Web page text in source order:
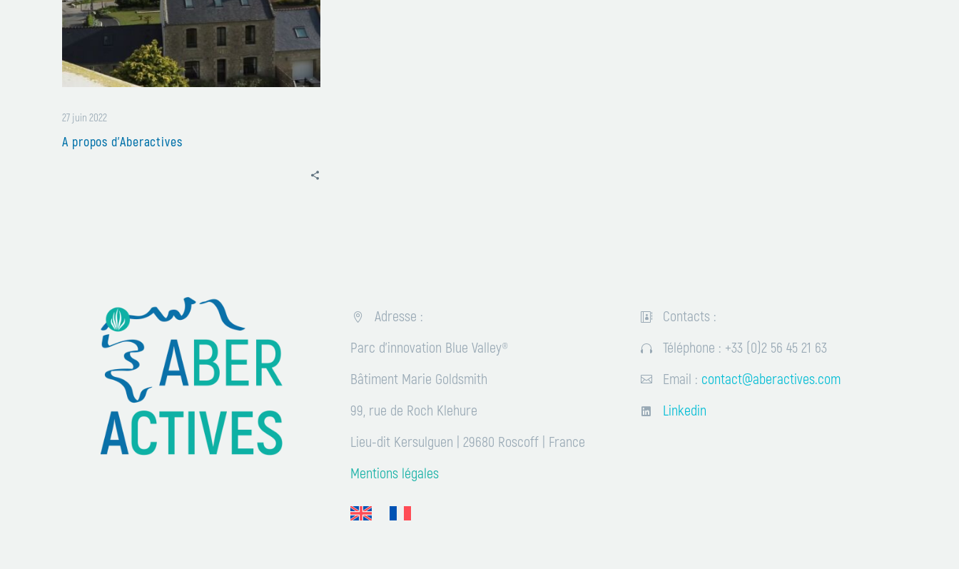
27 juin 2022
A propos d’Aberactives


Adresse :
Parc d’innovation Blue Valley®
Bâtiment Marie Goldsmith
99, rue de Roch Klehure
Lieu-dit Kersulguen | 29680 Roscoff | France
Mentions légales

 Contacts :

 Téléphone : +33 (0)2 56 45 21 63

 Email : contact@aberactives.com

 Linkedin